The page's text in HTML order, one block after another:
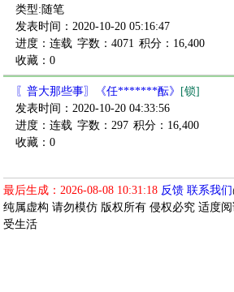
类型:随笔
发表时间：2020-10-20 05:16:47
进度：连载 字数：4071 积分：16,400
收藏：0
〖普大那些事〗《任*******酝》
[锁]
发表时间：2020-10-20 04:33:56
进度：连载 字数：297 积分：16,400
收藏：0
最后生成：2026-08-08 10:31:18 反馈 联系我们
纯属虚构 请勿模仿 版权所有 侵权必究 适度
受生活